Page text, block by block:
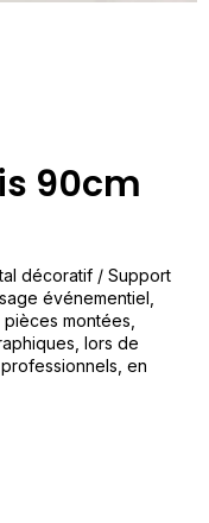
90cm
décoratif / Support
événementiel,
montées,
lors de
en